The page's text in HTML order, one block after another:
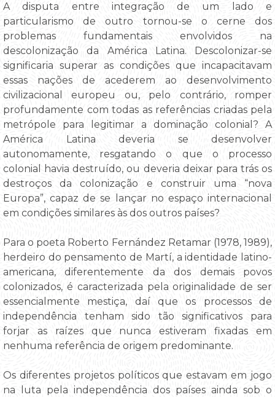
A disputa entre integração de um lado e
particularismo de outro tornou-se o cerne dos
problemas fundamentais envolvidos na
descolonização da América Latina. Descolonizar-se
significaria superar as condições que incapacitavam
essas nações de acederem ao desenvolvimento
civilizacional europeu ou, pelo contrário, romper
profundamente com todas as referências criadas pela
metrópole para legitimar a dominação colonial? A
América Latina deveria se desenvolver
autonomamente, resgatando o que o processo
colonial havia destruído, ou deveria deixar para trás os
destroços da colonização e construir uma “nova
Europa”, capaz de se lançar no espaço internacional
em condições similares às dos outros países?
Para o poeta Roberto Fernández Retamar (1978, 1989),
herdeiro do pensamento de Martí, a identidade latino-
americana, diferentemente da dos demais povos
colonizados, é caracterizada pela originalidade de ser
essencialmente mestiça, daí que os processos de
independência tenham sido tão significativos para
forjar as raízes que nunca estiveram fixadas em
nenhuma referência de origem predominante.
Os diferentes projetos políticos que estavam em jogo
na luta pela independência dos países ainda sob o